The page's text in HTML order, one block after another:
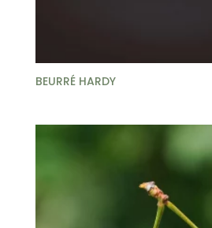
BEURRÉ HARDY